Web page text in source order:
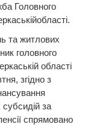
Головного
та житлових
головного
області
згідно з
за
спрямовано